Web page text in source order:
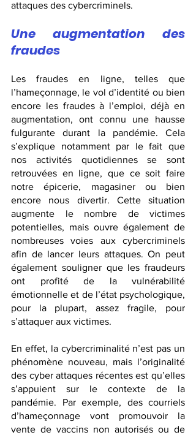
attaques des cybercriminels.
Une augmentation des
fraudes
Les fraudes en ligne, telles que
l’hameçonnage, le vol d’identité ou bien
encore les fraudes à l’emploi, déjà en
augmentation, ont connu une hausse
fulgurante durant la pandémie. Cela
s’explique notamment par le fait que
nos activités quotidiennes se sont
retrouvées en ligne, que ce soit faire
notre épicerie, magasiner ou bien
encore nous divertir. Cette situation
augmente le nombre de victimes
potentielles, mais ouvre également de
nombreuses voies aux cybercriminels
afin de lancer leurs attaques. On peut
également souligner que les fraudeurs
ont profité de la vulnérabilité
émotionnelle et de l’état psychologique,
pour la plupart, assez fragile, pour
s’attaquer aux victimes.
En effet, la cybercriminalité n’est pas un
phénomène nouveau, mais l’originalité
des cyber attaques récentes est qu’elles
s’appuient sur le contexte de la
pandémie. Par exemple, des courriels
d’hameçonnage vont promouvoir la
vente de vaccins non autorisés ou de